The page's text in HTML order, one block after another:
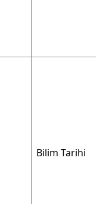
Bilim Tarihi